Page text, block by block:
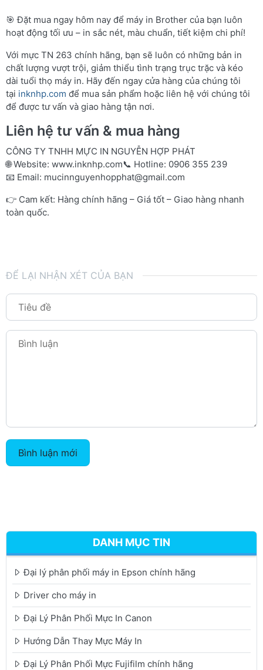
🎯 Đặt mua ngay hôm nay để máy in Brother của bạn luôn
hoạt động tối ưu – in sắc nét, màu chuẩn, tiết kiệm chi phí!
Với mực TN 263 chính hãng, bạn sẽ luôn có những bản in
chất lượng vượt trội, giảm thiểu tình trạng trục trặc và kéo
dài tuổi thọ máy in. Hãy đến ngay cửa hàng của chúng tôi
tại inknhp.com để mua sản phẩm hoặc liên hệ với chúng tôi
để được tư vấn và giao hàng tận nơi.
Liên hệ tư vấn & mua hàng
CÔNG TY TNHH MỰC IN NGUYỄN HỢP PHÁT
🌐 Website: www.inknhp.com📞 Hotline: 0906 355 239
📧 Email: mucinnguyenhopphat@gmail.com
👉 Cam kết: Hàng chính hãng – Giá tốt – Giao hàng nhanh
toàn quốc.
ĐỂ LẠI NHẬN XÉT CỦA BẠN
Bình luận mới
DANH MỤC TIN
Đại lý phân phối máy in Epson chính hãng
Driver cho máy in
Đại Lý Phân Phối Mực In Canon
Hướng Dẫn Thay Mực Máy In
Đại Lý Phân Phối Mực Fujifilm chính hãng